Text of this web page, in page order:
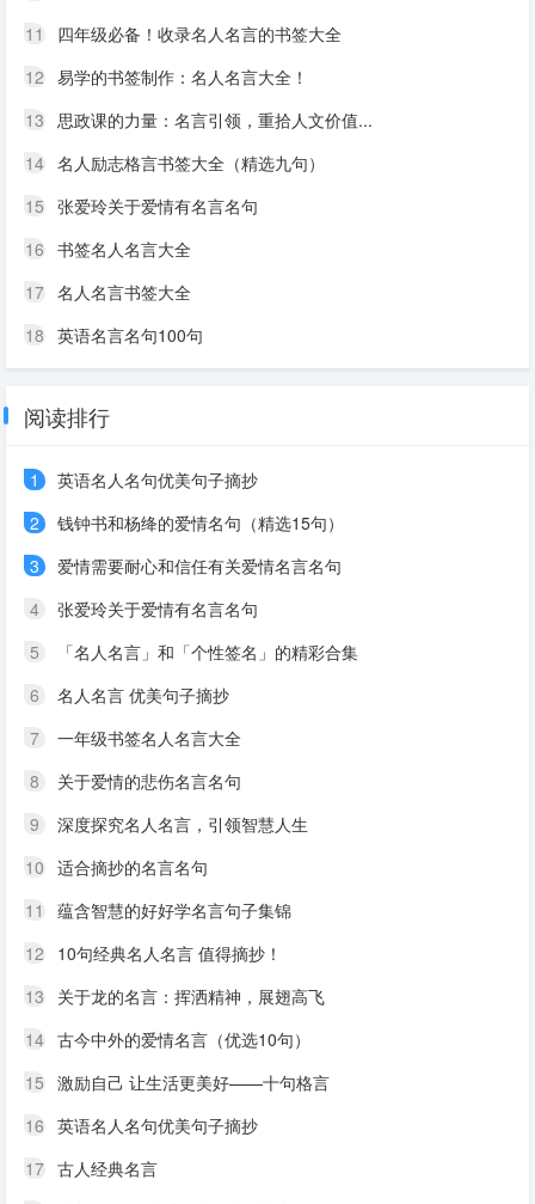
11
四年级必备！收录名人名言的书签大全
12 易学的书签制作：名人名言大全！
13 思政课的力量：名言引领，重拾人文价值...
14 名人励志格言书签大全（精选九句）
15 张爱玲关于爱情有名言名句
16 书签名人名言大全
17 名人名言书签大全
18 英语名言名句100句
阅读排行
1
英语名人名句优美句子摘抄
2
钱钟书和杨绛的爱情名句（精选15句）
3
爱情需要耐心和信任有关爱情名言名句
4
张爱玲关于爱情有名言名句
5
「名人名言」和「个性签名」的精彩合集
6
名人名言 优美句子摘抄
7
一年级书签名人名言大全
8
关于爱情的悲伤名言名句
9
深度探究名人名言，引领智慧人生
10 适合摘抄的名言名句
11
蕴含智慧的好好学名言句子集锦
12 10句经典名人名言 值得摘抄！
13
关于龙的名言：挥洒精神，展翅高飞
14 古今中外的爱情名言（优选10句）
15 激励自己 让生活更美好——十句格言
16 英语名人名句优美句子摘抄
17 古人经典名言